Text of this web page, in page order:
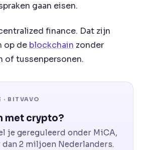
gaan eisen.
finance. Dat zijn
op de blockchain zonder
of tussenpersonen.
· BITVAVO
met crypto?
je gereguleerd onder MiCA,
dan 2 miljoen Nederlanders.